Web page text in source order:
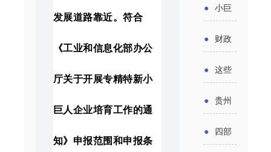
发展道路靠近。符合
《工业和信息化部办公
厅关于开展专精特新小
巨人企业培育工作的通
知》申报范围和申报条
2026年
轮汽车
销活动
成果转
化中试
报工作
出台酒
类新规
酒企出
点关注
小企业
发展环
境评估
发布
● 小巨
了？工
信部准
备怎么
● 财政
继续实
施专精
● 这些
贷款，
● 贵州
● 四部